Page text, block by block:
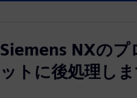
Siemens NXのプ
ットに後処理し